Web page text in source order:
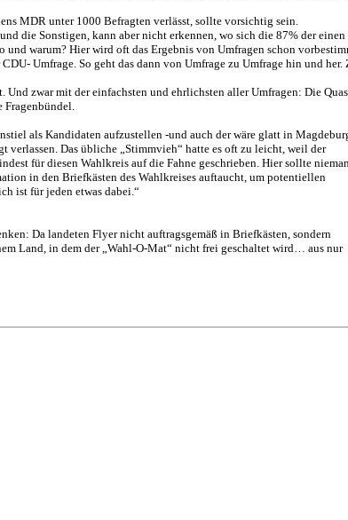
MDR unter 1000 Befragten verlässt, sollte vorsichtig sein.
die Sonstigen, kann aber nicht erkennen, wo sich die 87% der einen
und warum? Hier wird oft das Ergebnis von Umfragen schon
Umfrage. So geht das dann von Umfrage zu Umfrage hin und her.
Und zwar mit der einfachsten und ehrlichsten aller Umfragen: Die
Fragenbündel.
als Kandidaten aufzustellen -und auch der wäre glatt in
Das übliche „Stimmvieh“ hatte es oft zu leicht, weil der
für diesen Wahlkreis auf die Fahne geschrieben. Hier sollte
in den Briefkästen des Wahlkreises auftaucht, um potentiellen
ist für jeden etwas dabei.“
Da landeten Flyer nicht auftragsgemäß in Briefkästen, sondern
Land, in dem der „Wahl-O-Mat“ nicht frei geschaltet wird… aus nur